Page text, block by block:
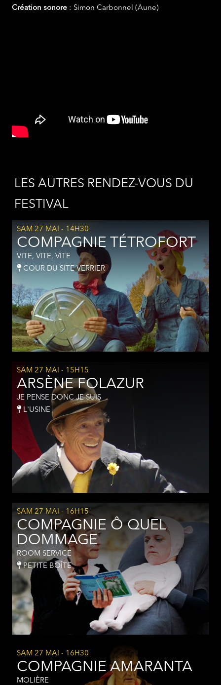
Création sonore : Simon Carbonnel (Aune)
LES AUTRES RENDEZ-VOUS DU
FESTIVAL
SAM 27 MAI - 14H30
COMPAGNIE TÉTROFORT
VITE, VITE, VITE
COUR DU SITE VERRIER
SAM 27 MAI - 15H15
ARSÈNE FOLAZUR
JE PENSE DONC JE SUIS
L'USINE
SAM 27 MAI - 16H15
COMPAGNIE Ô QUEL
DOMMAGE
ROOM SERVICE
PETITE BOÎTE
SAM 27 MAI - 16H30
COMPAGNIE AMARANTA
MOLIÈRE